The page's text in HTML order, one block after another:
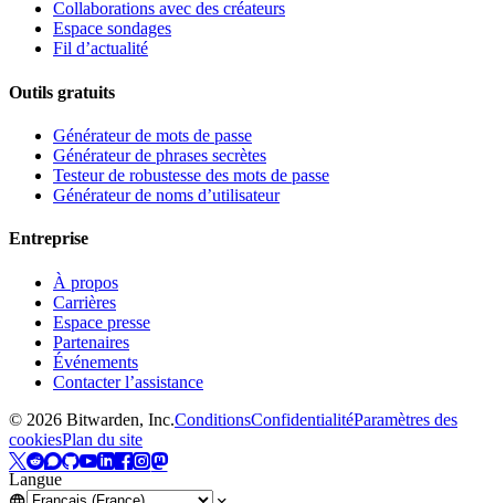
Collaborations avec des créateurs
Espace sondages
Fil d’actualité
Outils gratuits
Générateur de mots de passe
Générateur de phrases secrètes
Testeur de robustesse des mots de passe
Générateur de noms d’utilisateur
Entreprise
À propos
Carrières
Espace presse
Partenaires
Événements
Contacter l’assistance
© 2026 Bitwarden, Inc.ConditionsConfidentialitéParamètres des
cookiesPlan du site
Langue